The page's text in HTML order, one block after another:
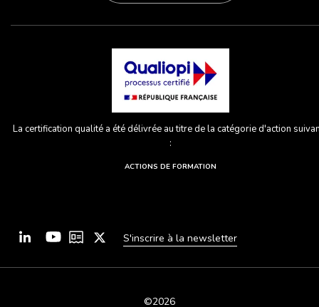
La certification qualité a été délivrée au titre de la catégorie d'action
:
ACTIONS DE FORMATION
S'inscrire à la newsletter
©2026